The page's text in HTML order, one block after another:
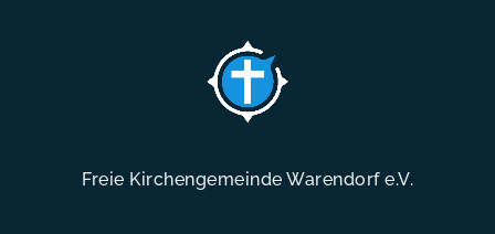
Freie Kirchengemeinde Warendorf e.V.